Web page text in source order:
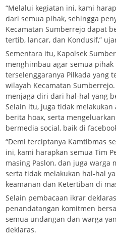
“Melalui kegiatan ini, kami
dari semua pihak, sehingga
Kecamatan Sumberrejo dapat
tertib, lancar, dan Kondusif,”
Sementara itu, Kapolsek
menghimbau agar semua
terselenggaranya Pilkada yang
wilayah Kecamatan
menjaga diri dari hal-hal yang
Selain itu, juga tidak
berita hoax, serta
bermedia social, baik di
“Demi terciptanya Kamtibmas
ini, kami harapkan semua Tim
masing Paslon, dan juga warga
serta tidak melakukan hal-hal
keamanan dan Ketertiban di
Selain pembacaan ikrar
penandatangan komitmen
semua undangan dan warga
deklaras.